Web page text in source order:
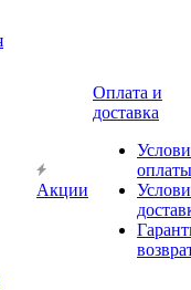
Акции
Оплата и
доставка
оплаты